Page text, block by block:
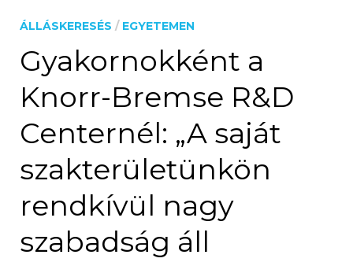
ÁLLÁSKERESÉS / EGYETEMEN
Gyakornokként a
Knorr-Bremse R&D
Centernél: „A saját
szakterületünkön
rendkívül nagy
szabadság áll